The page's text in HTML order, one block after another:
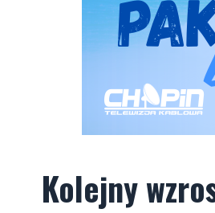
Kolejny